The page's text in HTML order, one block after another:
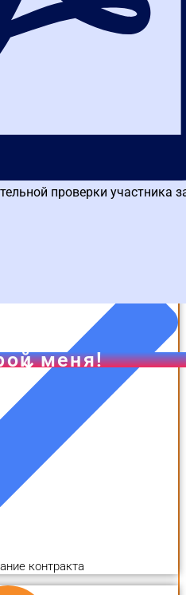
контракта
проверки участника
меня!